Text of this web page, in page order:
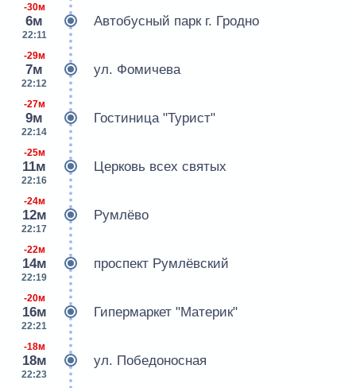
-30м
6м
22:11
Автобусный парк г. Гродно
-29м
7м
22:12
ул. Фомичева
-27м
9м
22:14
Гостиница "Турист"
-25м
11м
22:16
Церковь всех святых
-24м
12м
22:17
Румлёво
-22м
14м
22:19
проспект Румлёвский
-20м
16м
22:21
Гипермаркет "Материк"
-18м
18м
22:23
ул. Победоносная